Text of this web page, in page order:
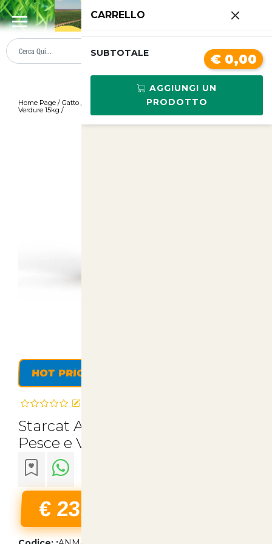
Home Page / Gatto /
Starcat Adult Mix Pollo con Pesce e
Verdure 15kg /
HOT PRICE
Starcat Adult Mix Pollo con
Pesce e Verdure 15kg
€ 23,90
CARRELLO
SUBTOTALE € 0,00
AGGIUNGI UN
PRODOTTO